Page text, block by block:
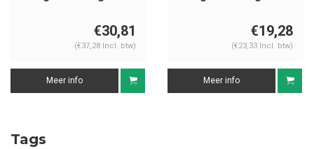
76PS/40 zwart€30,81
(€37,28 Incl. btw)
Meer info
€19,28
(€23,33 Incl. btw)
Meer info
Tags